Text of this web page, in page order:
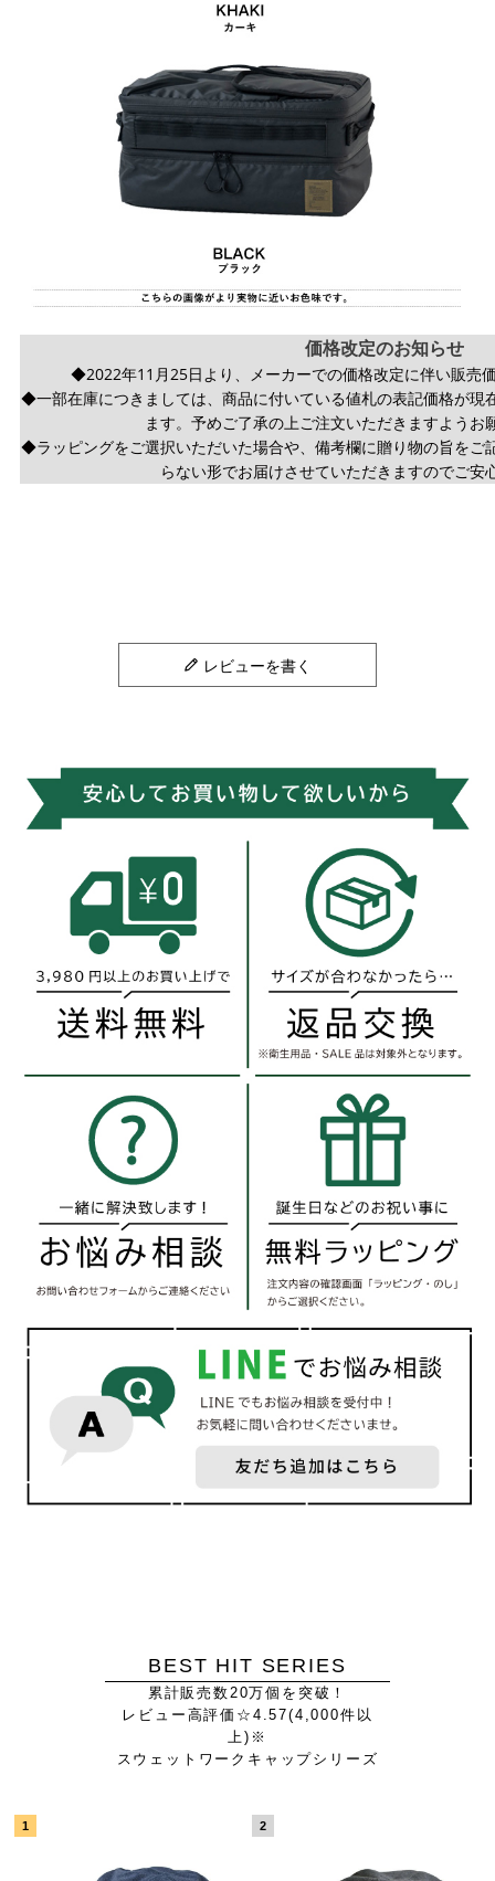
価格改定のお知らせ
◆2022年11月25日より、メーカーでの価格改定に伴い販売
◆一部在庫につきましては、商品に付いている値札の表記価格が現
ます。予めご了承の上ご注文いただきますようお
◆ラッピングをご選択いただいた場合や、備考欄に贈り物の旨をご
らない形でお届けさせていただきますのでご安
レビューを書く
BEST HIT SERIES
累計販売数20万個を突破！
レビュー高評価☆4.57(4,000件以
上)※
スウェットワークキャップシリーズ